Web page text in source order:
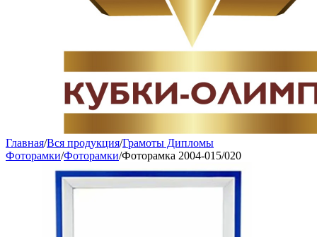
Главная/Вся продукция/Грамоты Дипломы
Фоторамки/Фоторамки/Фоторамка 2004-015/020